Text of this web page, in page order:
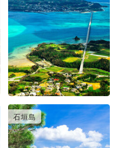
石垣島